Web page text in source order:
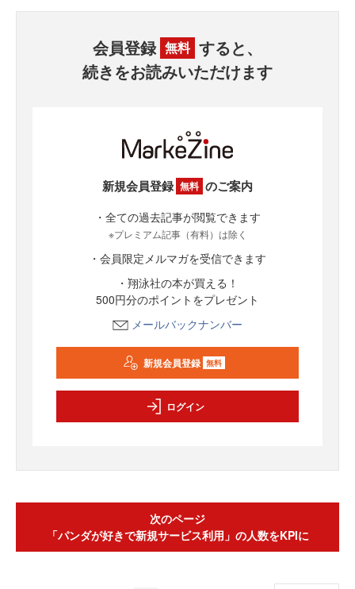
会員登録 無料 すると、
続きをお読みいただけます
新規会員登録 無料 のご案内
・全ての過去記事が閲覧できます
※プレミアム記事（有料）は除く
・会員限定メルマガを受信できます
・翔泳社の本が買える！
500円分のポイントをプレゼント
メールバックナンバー
新規会員登録 無料
ログイン
次のページ
「パンダが好きで新規サービス利用」の人数をKPIに